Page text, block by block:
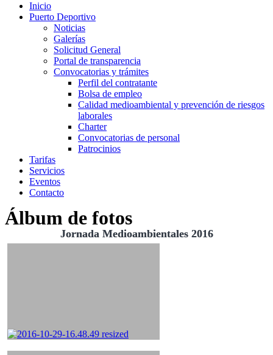
Inicio
Puerto Deportivo
Noticias
Galerías
Solicitud General
Portal de transparencia
Convocatorias y trámites
Perfil del contratante
Bolsa de empleo
Calidad medioambiental y prevención de riesgos
laborales
Charter
Convocatorias de personal
Patrocinios
Tarifas
Servicios
Eventos
Contacto
Álbum de fotos
Jornada Medioambientales 2016